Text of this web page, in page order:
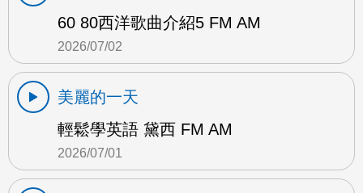
60 80西洋歌曲介紹5 FM AM
2026/07/02
美麗的一天
輕鬆學英語 黛西 FM AM
2026/07/01